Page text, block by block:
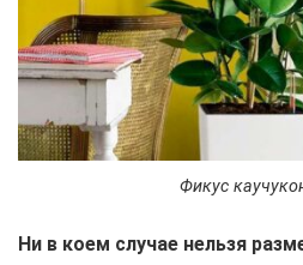
Фикус
Ни в коем случае нельзя